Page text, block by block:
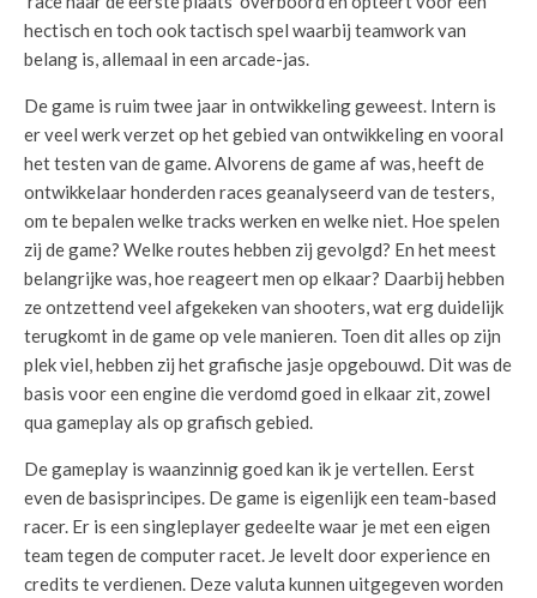
hectisch en toch ook tactisch spel waarbij teamwork van
belang is, allemaal in een arcade-jas.
De game is ruim twee jaar in ontwikkeling geweest. Intern is
er veel werk verzet op het gebied van ontwikkeling en vooral
het testen van de game. Alvorens de game af was, heeft de
ontwikkelaar honderden races geanalyseerd van de testers,
om te bepalen welke tracks werken en welke niet. Hoe spelen
zij de game? Welke routes hebben zij gevolgd? En het meest
belangrijke was, hoe reageert men op elkaar? Daarbij hebben
ze ontzettend veel afgekeken van shooters, wat erg duidelijk
terugkomt in de game op vele manieren. Toen dit alles op zijn
plek viel, hebben zij het grafische jasje opgebouwd. Dit was de
basis voor een engine die verdomd goed in elkaar zit, zowel
qua gameplay als op grafisch gebied.
De gameplay is waanzinnig goed kan ik je vertellen. Eerst
even de basisprincipes. De game is eigenlijk een team-based
racer. Er is een singleplayer gedeelte waar je met een eigen
team tegen de computer racet. Je levelt door experience en
credits te verdienen. Deze valuta kunnen uitgegeven worden